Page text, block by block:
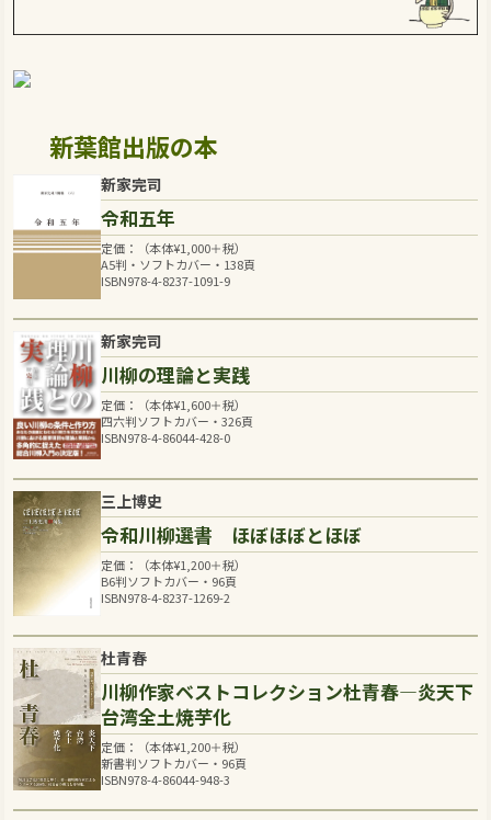
新葉館出版の本
新家完司
令和五年
定価：（本体¥1,000＋税）
A5判・ソフトカバー・138頁
ISBN978-4-8237-1091-9
新家完司
川柳の理論と実践
定価：（本体¥1,600＋税）
四六判ソフトカバー・326頁
ISBN978-4-86044-428-0
三上博史
令和川柳選書 ほぼほぼとほぼ
定価：（本体¥1,200＋税）
B6判ソフトカバー・96頁
ISBN978-4-8237-1269-2
杜青春
川柳作家ベストコレクション杜青春―炎天下
台湾全土焼芋化
定価：（本体¥1,200＋税）
新書判ソフトカバー・96頁
ISBN978-4-86044-948-3